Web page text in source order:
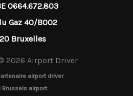
0664.672.803
Gaz 40/B002
Bruxelles
2026 Airport Driver
airport driver
Brussels airport